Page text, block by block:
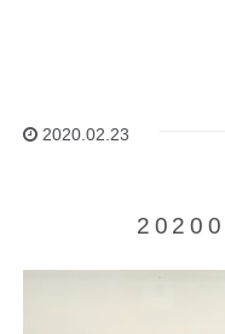
2020.02.23